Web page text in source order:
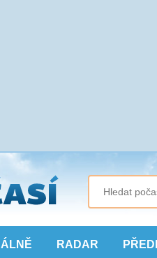
RADAR